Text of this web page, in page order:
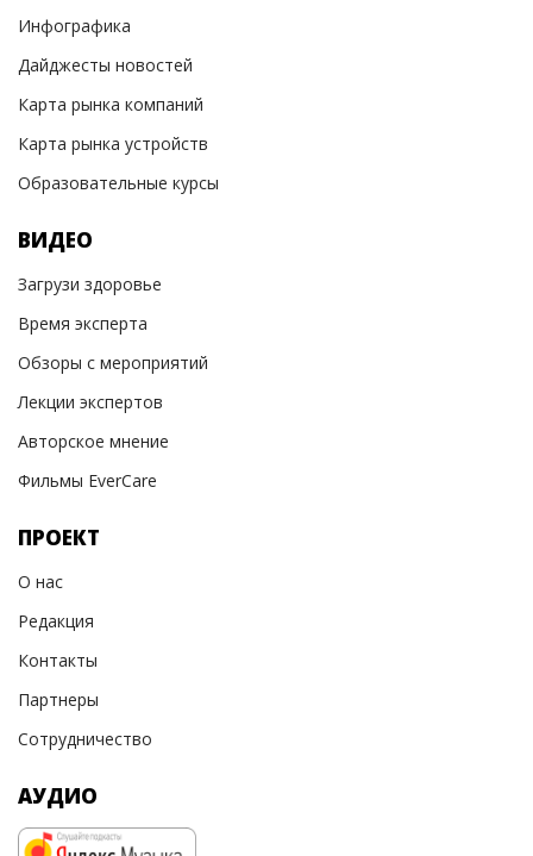
Инфографика
Дайджесты новостей
Карта рынка компаний
Карта рынка устройств
Образовательные курсы
ВИДЕО
Загрузи здоровье
Время эксперта
Обзоры с мероприятий
Лекции экспертов
Авторское мнение
Фильмы EverCare
ПРОЕКТ
О нас
Редакция
Контакты
Партнеры
Сотрудничество
АУДИО